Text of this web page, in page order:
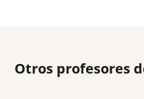
Otros profesores